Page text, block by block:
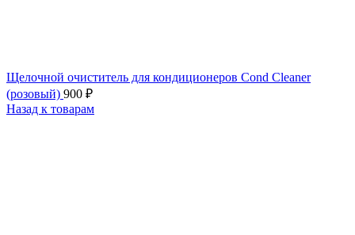
Щелочной очиститель для кондиционеров Cond Cleaner
(розовый) 900 ₽
Назад к товарам